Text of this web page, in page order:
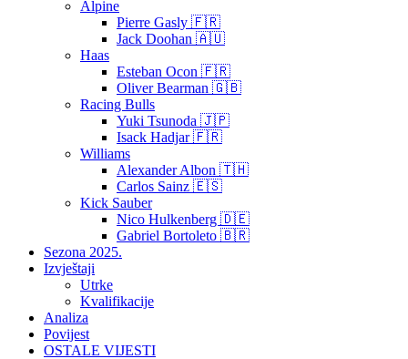
Alpine
Pierre Gasly 🇫🇷
Jack Doohan 🇦🇺
Haas
Esteban Ocon 🇫🇷
Oliver Bearman 🇬🇧
Racing Bulls
Yuki Tsunoda 🇯🇵
Isack Hadjar 🇫🇷
Williams
Alexander Albon 🇹🇭
Carlos Sainz 🇪🇸
Kick Sauber
Nico Hulkenberg 🇩🇪
Gabriel Bortoleto 🇧🇷
Sezona 2025.
Izvještaji
Utrke
Kvalifikacije
Analiza
Povijest
OSTALE VIJESTI